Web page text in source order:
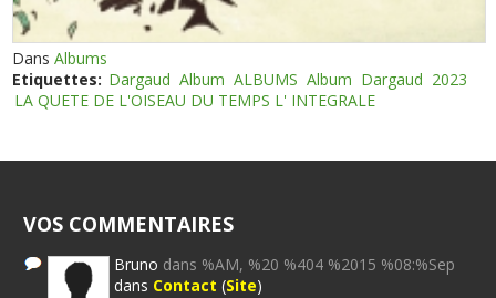
DansAlbums
Etiquettes: Dargaud Album ALBUMS Album Dargaud 2023
LA QUETE DE L'OISEAU DU TEMPS L' INTEGRALE
VOS COMMENTAIRES
Bruno dans %AM, %20 %404 %2015 %08:%Sep
dans Contact (Site)